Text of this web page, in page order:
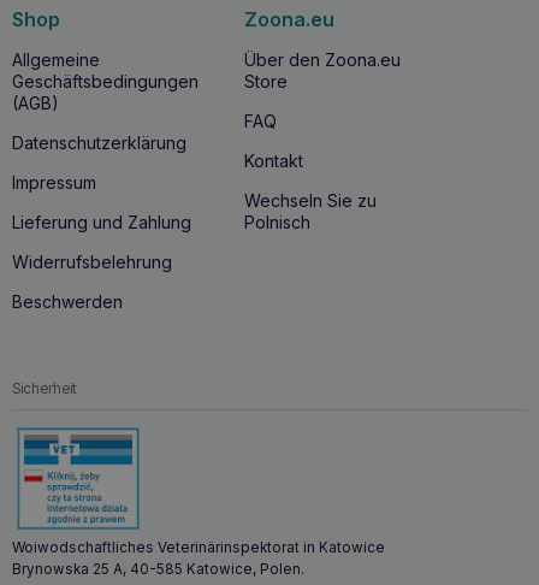
Shop
Allgemeine
Geschäftsbedingungen
(AGB)
Datenschutzerklärung
Impressum
Lieferung und Zahlung
Widerrufsbelehrung
Beschwerden
Zoona.eu
Über den Zoona.eu
Store
FAQ
Kontakt
Wechseln Sie zu
Polnisch
Sicherheit
Woiwodschaftliches Veterinärinspektorat in Katowice
Brynowska 25 A, 40-585 Katowice, Polen.